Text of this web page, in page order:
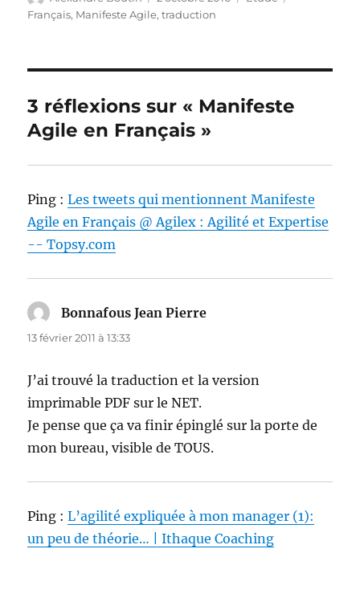
le
Français, Manifeste Agile,traduction
3 réflexions sur « Manifeste
Agile en Français »
Ping :Les tweets qui mentionnent Manifeste
Agile en Français @ Agilex : Agilité et Expertise
-- Topsy.com
Bonnafous Jean Pierre
13 février 2011 à 13:33
J’ai trouvé la traduction et la version
imprimable PDF sur le NET.
Je pense que ça va finir épinglé sur la porte de
mon bureau, visible de TOUS.
Ping :L’agilité expliquée à mon manager (1):
un peu de théorie… | Ithaque Coaching